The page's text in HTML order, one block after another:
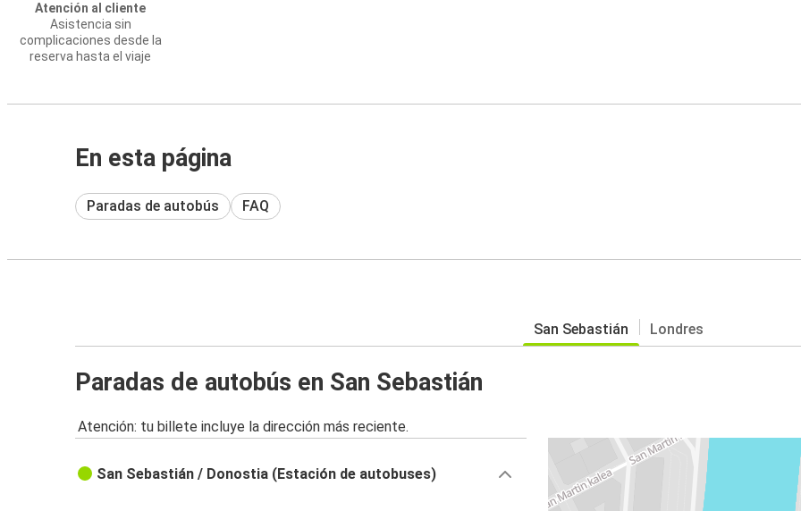
Atención al cliente
Asistencia sin
complicaciones desde la
reserva hasta el viaje
En esta página
Paradas de autobús FAQ
San Sebastián Londres
Paradas de autobús en San Sebastián
Atención: tu billete incluye la dirección más reciente.
San Sebastián / Donostia (Estación de autobuses)